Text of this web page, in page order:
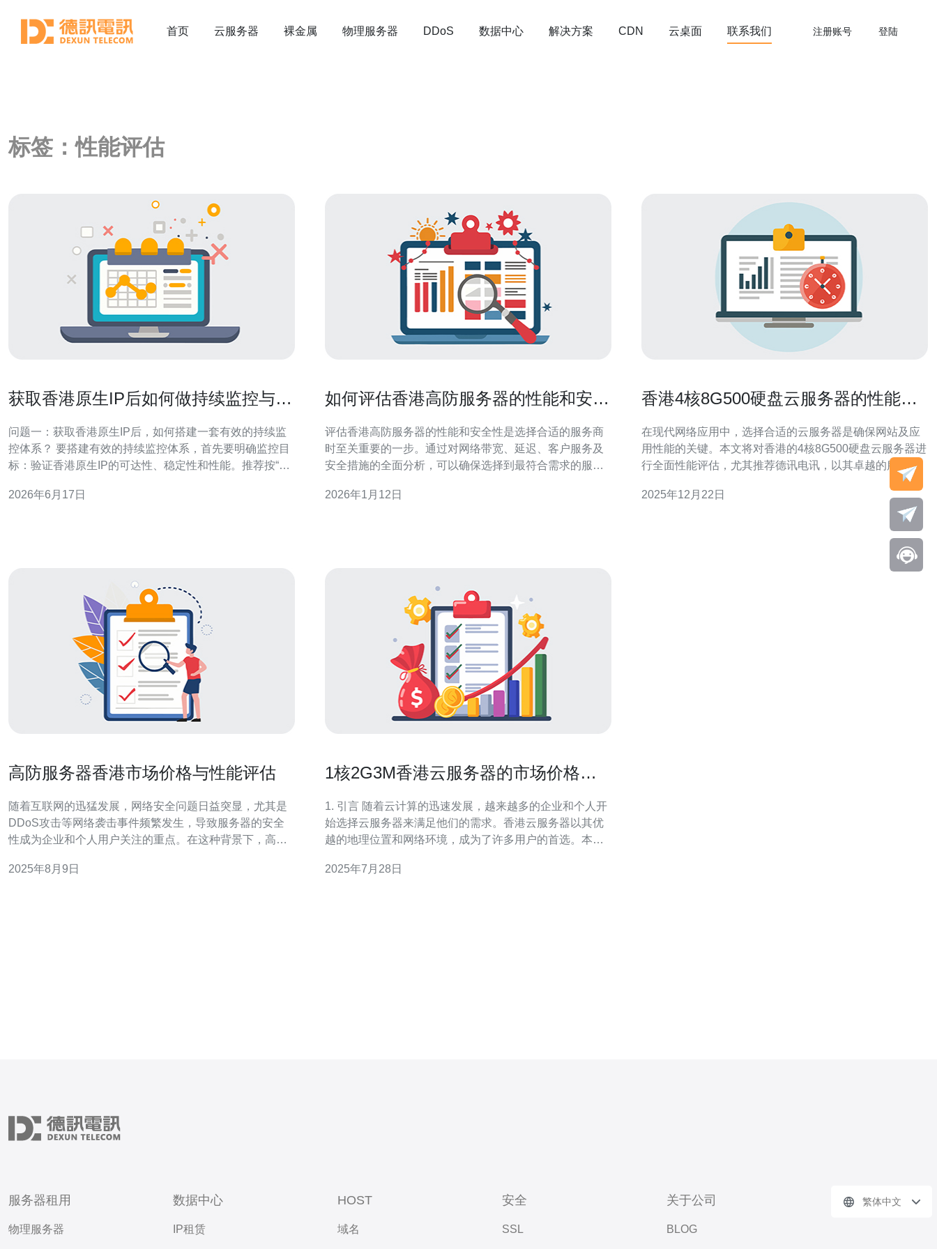
首页 云服务器 裸金属 物理服务器 DDoS 数据中心 解决方案 CDN 云桌面 联系我们 注册账号 登陆
标签：性能评估
获取香港原生IP后如何做持续监控与性
问题一：获取香港原生IP后，如何搭建一套有效的持续监
控体系？ 要搭建有效的持续监控体系，首先要明确监控目
标：验证香港原生IP的可达性、稳定性和性能。推荐按“采
计。 采集层 部署分布式探针（可使用轻量的ping、
2026年6月17日
如何评估香港高防服务器的性能和安全
评估香港高防服务器的性能和安全性是选择合适的服务商
时至关重要的一步。通过对网络带宽、延迟、客户服务及
安全措施的全面分析，可以确保选择到最符合需求的服务
首选。 网络带宽的重要性 在评估香港高防服务器时，首先
2026年1月12日
香港4核8G500硬盘云服务器的性能评
在现代网络应用中，选择合适的云服务器是确保网站及应
用性能的关键。本文将对香港的4核8G500硬盘云服务器进
行全面性能评估，尤其推荐德讯电讯，以其卓越的服务质
的4核8G500硬盘云服务器搭载了四个处理核心，配合8GB
的内存，能够有效处理多个并发请求，适合中小企业及个
2025年12月22日
高防服务器香港市场价格与性能评估
随着互联网的迅猛发展，网络安全问题日益突显，尤其是
DDoS攻击等网络袭击事件频繁发生，导致服务器的安全
性成为企业和个人用户关注的重点。在这种背景下，高防
本文将对高防服务器在香港市场的价格与性能进行评估，
2025年8月9日
1核2G3M香港云服务器的市场价格与
1. 引言 随着云计算的迅速发展，越来越多的企业和个人开
始选择云服务器来满足他们的需求。香港云服务器以其优
越的地理位置和网络环境，成为了许多用户的首选。本文
分析其在不同场景下的适用性及性价比。 2. 1核2G3M的配
2025年7月28日
服务器租用
物理服务器
数据中心
IP租赁
HOST
域名
安全
SSL
关于公司
BLOG
繁体中文